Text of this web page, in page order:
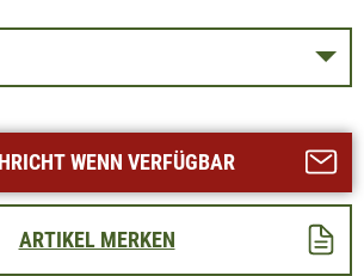
WENN VERFÜGBAR
ARTIKEL MERKEN